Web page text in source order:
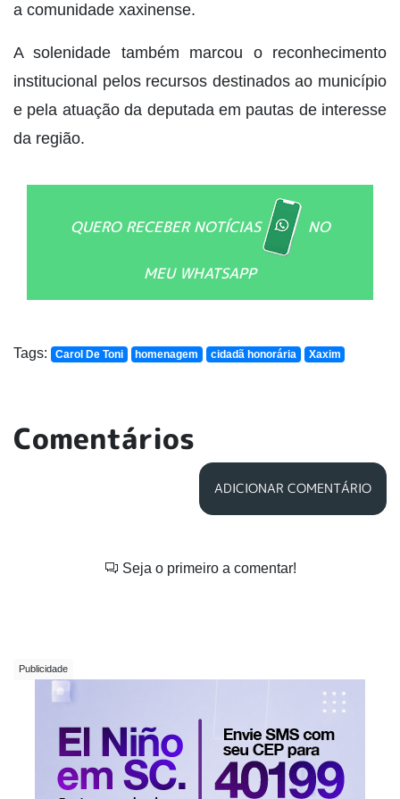
a comunidade xaxinense.
A solenidade também marcou o reconhecimento
institucional pelos recursos destinados ao município
e pela atuação da deputada em pautas de interesse
da região.
QUERO RECEBER NOTÍCIAS NO
MEU WHATSAPP
Tags: Carol De Toni homenagem cidadã honorária Xaxim
Comentários
ADICIONAR COMENTÁRIO
Seja o primeiro a comentar!